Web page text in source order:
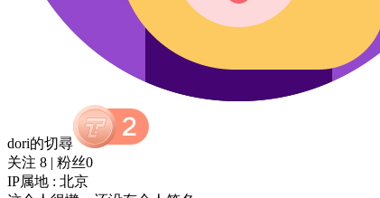
dori的切尋
关注 8 | 粉丝0
IP属地 : 北京